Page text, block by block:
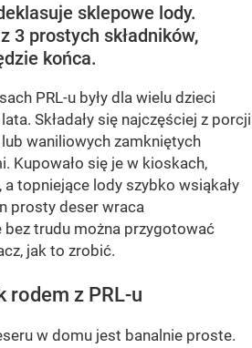
sklepowe lody.
3 prostych składników,
końca.
PRL-u były dla wielu dzieci
Składały się najczęściej z porcji
waniliowych zamkniętych
Kupowało się je w kioskach,
a topniejące lody szybko wsiąkały
prosty deser wraca
bez trudu można przygotować
jak to zrobić.
rodem z PRL-u
w domu jest banalnie proste.